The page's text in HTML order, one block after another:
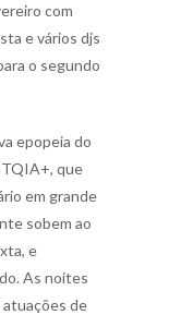
com
e vários djs
o segundo
epopeia do
que
em grande
sobem ao
e
As noites
atuações de